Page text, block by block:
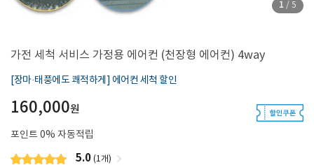
1 / 5
가전 세척 서비스 가정용 에어컨 (천장형 에어컨) 4way
[장마·태풍에도 쾌적하게] 에어컨 세척 할인
160,000원
포인트 0% 자동적립
5.0 (1개)